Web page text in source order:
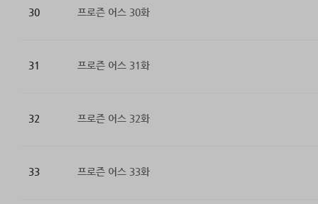
30 프로즌 어스 30화
31 프로즌 어스 31화
32 프로즌 어스 32화
33 프로즌 어스 33화